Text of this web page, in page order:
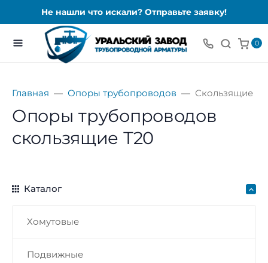
Не нашли что искали? Отправьте заявку!
0
Главная Опоры трубопроводов Скользящие
Опоры трубопроводов
скользящие Т20
Каталог
Хомутовые
Подвижные